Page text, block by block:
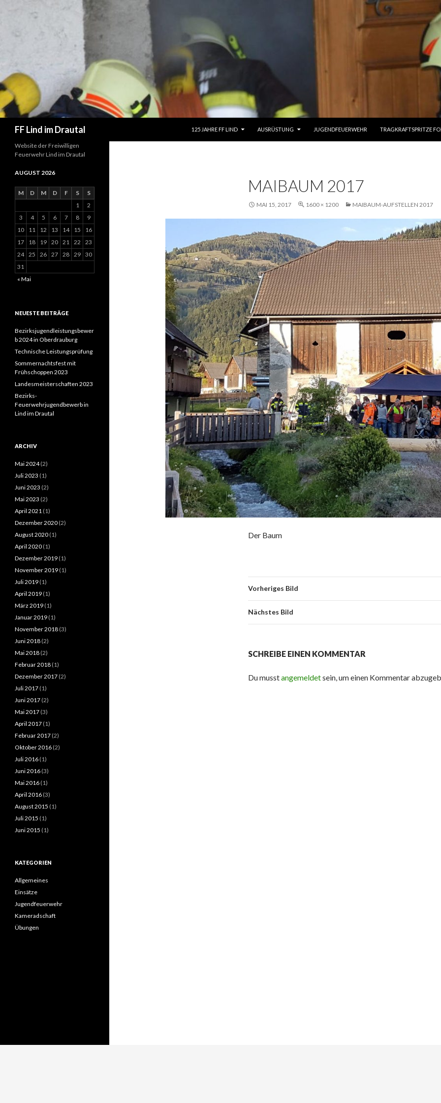
FF Lind im Drautal
125 JAHRE FF LIND
AUSRÜSTUNG JUGENDFEUERWEHR TRAGKRAFTSPRITZE
MAIBAUM 2017
MAI 15, 2017 1600 × 1200 MAIBAUM-AUFSTELLEN 2017
Der Baum
Vorheriges Bild
Nächstes Bild
SCHREIBE EINEN KOMMENTAR
Du musstangemeldetsein, um einen Kommentar
Website der Freiwilligen
Feuerwehr Lind im Drautal
AUGUST 2026
M D M D F S
S
1
2
3
4 5 6 7 8
9
10
11 12 13 14 15
16
17
18 19 20 21 22
23
24 25 26 27 28 29 30
31
« Mai
NEUESTE BEITRÄGE
Bezirksjugendleistungsbewer
b 2024 in Oberdrauburg
Technische Leistungsprüfung
Sommernachtsfest mit
Frühschoppen 2023
Landesmeisterschaften 2023
Bezirks-
Feuerwehrjugendbewerb in
Lind im Drautal
ARCHIV
Mai 2024(2)
Juli 2023 (1)
Juni 2023 (2)
Mai 2023 (2)
April 2021 (1)
Dezember 2020 (2)
August 2020 (1)
April 2020 (1)
Dezember 2019 (1)
November 2019 (1)
Juli 2019 (1)
April 2019 (1)
März 2019 (1)
Januar 2019 (1)
November 2018 (3)
Juni 2018 (2)
Mai 2018 (2)
Februar 2018 (1)
Dezember 2017 (2)
Juli 2017 (1)
Juni 2017 (2)
Mai 2017 (3)
April 2017 (1)
Februar 2017 (2)
Oktober 2016 (2)
Juli 2016 (1)
Juni 2016 (3)
Mai 2016 (1)
April 2016 (3)
August 2015 (1)
Juli 2015 (1)
Juni 2015 (1)
KATEGORIEN
Allgemeines
Einsätze
Jugendfeuerwehr
Kameradschaft
Übungen